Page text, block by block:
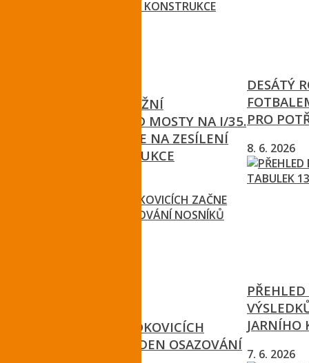
ŘSD ZAVŘE OKRUŽNÍ
KŘIŽOVATKU POD MOSTY NA I/35.
POKRAČUJÍ PRÁCE NA ZESÍLENÍ
MOSTNÍ KONSTRUKCE
NA MOSTĚ V HODKOVICÍCH
ZAČNE PŘÍŠTÍ TÝDEN OSAZOVÁNÍ
DESÁTÝ
PRO
8. 6. 2026
JARNÍHO
7. 6. 2026